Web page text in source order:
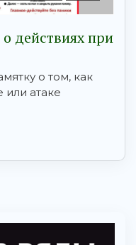
действиях при
о том, как
или атаке